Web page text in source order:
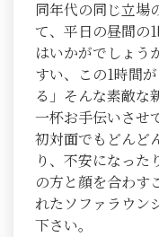
同年代の同じ立場
て、平日の昼間の
はいかがでしょう
すい、この1時間
る」そんな素敵な
一杯お手伝いさせ
初対面でもどんど
り、不安になった
の方と顔を合わす
れたソファラウン
下さい。